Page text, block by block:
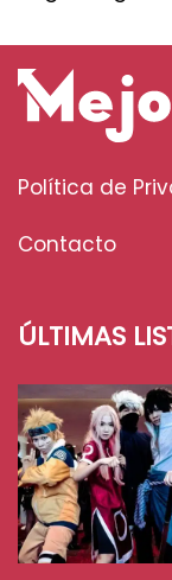
Política de
Contacto
ÚLTIMAS